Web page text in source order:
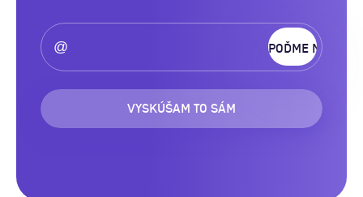
VYSKÚŠAM TO SÁM